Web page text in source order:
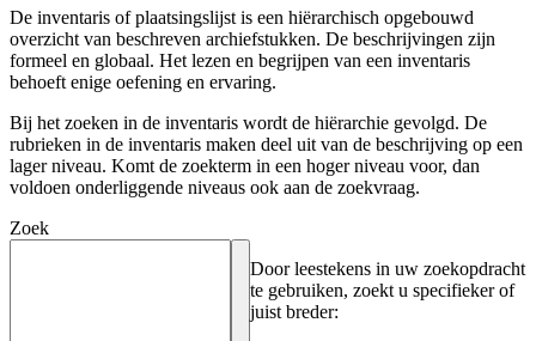
De inventaris of plaatsingslijst is een hiërarchisch opgebouwd
overzicht van beschreven archiefstukken. De beschrijvingen zijn
formeel en globaal. Het lezen en begrijpen van een inventaris
behoeft enige oefening en ervaring.
Bij het zoeken in de inventaris wordt de hiërarchie gevolgd. De
rubrieken in de inventaris maken deel uit van de beschrijving op een
lager niveau. Komt de zoekterm in een hoger niveau voor, dan
voldoen onderliggende niveaus ook aan de zoekvraag.
Zoek
Door leestekens in uw zoekopdracht
te gebruiken, zoekt u specifieker of
juist breder: